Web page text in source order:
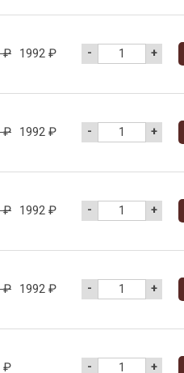
₽ 1992 ₽ - +
₽ 1992 ₽ - +
₽ 1992 ₽ - +
₽ 1992 ₽ - +
₽ - +